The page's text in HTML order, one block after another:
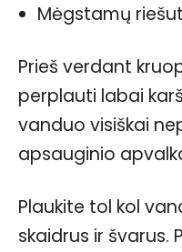
Mėgstamų
Prieš verdant
perplauti labai
vanduo visiškai
apsauginio
Plaukite tol kol
skaidrus ir švarus.